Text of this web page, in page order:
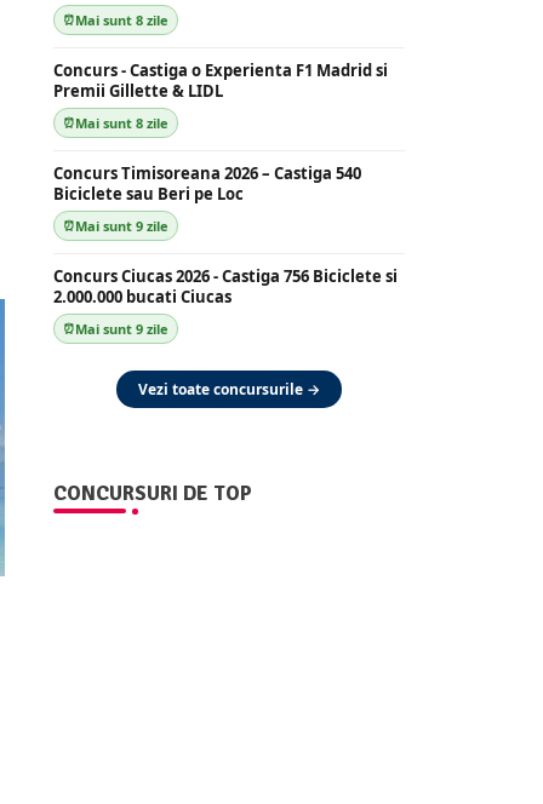
Mai sunt 8 zile
Concurs - Castiga o Experienta F1 Madrid si
Premii Gillette & LIDL
Mai sunt 8 zile
Concurs Timisoreana 2026 – Castiga 540
Biciclete sau Beri pe Loc
Mai sunt 9 zile
Concurs Ciucas 2026 - Castiga 756 Biciclete si
2.000.000 bucati Ciucas
Mai sunt 9 zile
Vezi toate concursurile →
CONCURSURI DE TOP